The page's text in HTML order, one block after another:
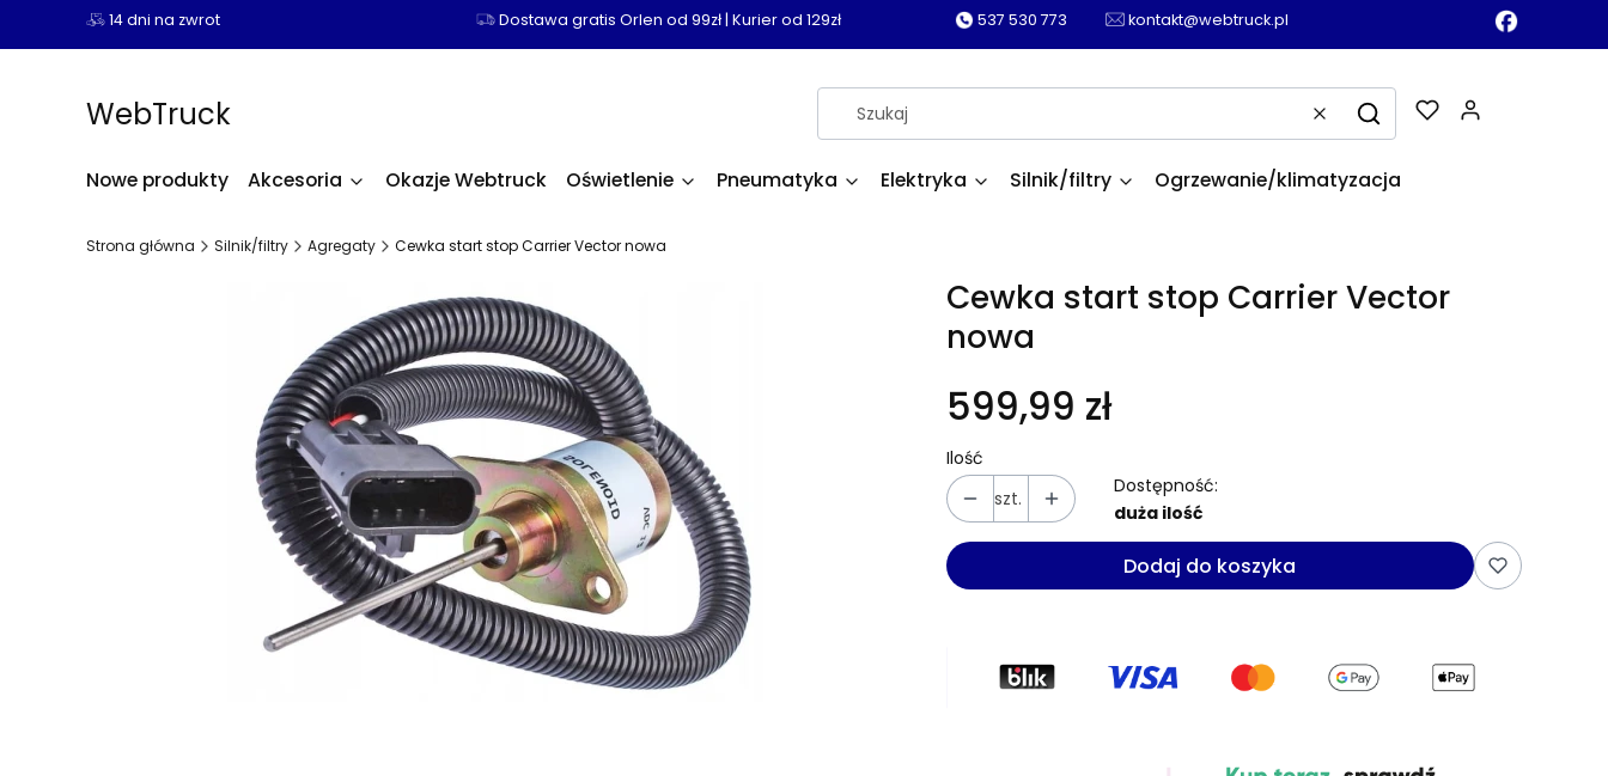
14 dni na zwrot Dostawa gratis Orlen od 99zł | Kurier od 129zł 537 530 773 kontakt@webtruck.pl
WebTruck WyczyśćSzukaj
Nowe produkty Akcesoria Okazje Webtruck Oświetlenie Pneumatyka Elektryka Silnik/filtry Ogrzewanie/klimatyzacja
Strona główna Silnik/filtry Agregaty Cewka start stop Carrier Vector nowa
Cewka start stop Carrier Vector
nowa
599,99 zł
Ilość
szt.
Dostępność:
duża ilość
Dodaj do koszyka